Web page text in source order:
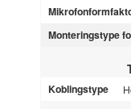
Monteringstype
Koblingstype